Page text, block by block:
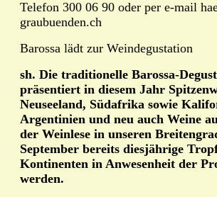
Telefon 300 06 90 oder per e-mail
graubuenden.ch
Barossa lädt zur Weindegustation
sh. Die traditionelle Barossa-
präsentiert in diesem Jahr
Neuseeland, Südafrika sowie
Argentinien und neu auch Weine
der Weinlese in unseren
September bereits diesjährige
Kontinenten in Anwesenheit der
werden.